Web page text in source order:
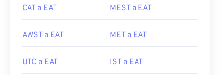
CAT a EAT MEST a EAT
AWST a EAT MET a EAT
UTC a EAT IST a EAT